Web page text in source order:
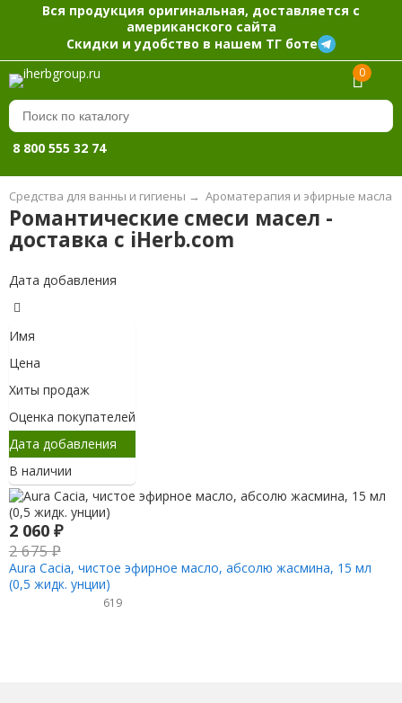
Вся продукция оригинальная, доставляется с
американского сайта
Скидки и удобство в нашем ТГ боте
0
8 800 555 32 74
Средства для ванны и гигиены → Ароматерапия и эфирные масла
Романтические смеси масел -
доставка с iHerb.com
Дата добавления
Имя
Цена
Хиты продаж
Оценка покупателей
Дата добавления
В наличии
2 060 ₽
2 675₽
Aura Cacia, чистое эфирное масло, абсолю жасмина, 15 мл
(0,5 жидк. унции)
619